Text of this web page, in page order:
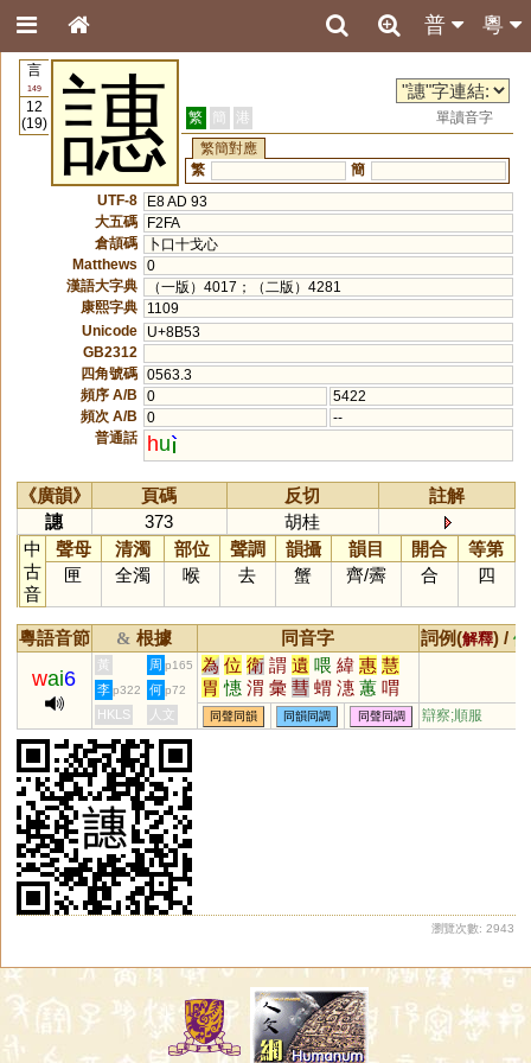
粵
普
言
149
12
(19)
譓 繁 簡 港
單讀音字
繁簡對應
繁
簡
UTF-8
E8 AD 93
大五碼
F2FA
倉頡碼
卜口十戈心
Matthews
0
漢語大字典
（一版）4017；（二版）4281
康熙字典
1109
Unicode
U+8B53
GB2312
四角號碼 0563.3
頻序 A/B
0
5422
頻次 A/B
0
--
普通話
hu
《廣韻》 頁碼 反切
註解
譓
373
胡桂
中
古
音
聲母 清濁 部位 聲調 韻攝 韻目 開合
等第
匣
全濁 喉 去 蟹 齊/霽 合 四
粵語音節 & 根據 同音字 詞例(解釋) /
wai6
黃 周 p165 為 位 衛 謂 遺 喂 緯 惠 慧
胃 憓 渭 彙 彗 蝟 潓 蕙 喟
恚 讆 槥 鏸 譿 躗 檅 喡 篲
蜼 鏏 蟪 橞 蔧 煟 媦
李 p322 何 p72
HKLS 人文 同聲同韻 同韻同調 同聲同調 辯察;順服
瀏覽次數: 2943